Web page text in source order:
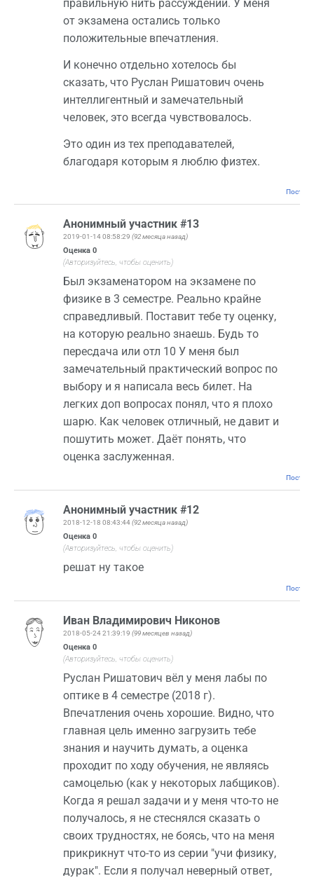
правильную нить рассуждений. У меня
от экзамена остались только
положительные впечатления.
И конечно отдельно хотелось бы
сказать, что Руслан Ришатович очень
интеллигентный и замечательный
человек, это всегда чувствовалось.
Это один из тех преподавателей,
благодаря которым я люблю физтех.
Анонимный участник #13
2019-01-14 08:58:29 (92 месяца назад)
Оценка 0
(Авторизуйтесь, чтобы оценить)
Был экзаменатором на экзамене по
физике в 3 семестре. Реально крайне
справедливый. Поставит тебе ту оценку,
на которую реально знаешь. Будь то
пересдача или отл 10 У меня был
замечательный практический вопрос по
выбору и я написала весь билет. На
легких доп вопросах понял, что я плохо
шарю. Как человек отличный, не давит и
пошутить может. Даёт понять, что
оценка заслуженная.
Анонимный участник #12
2018-12-18 08:43:44(92 месяца назад)
Оценка 0
(Авторизуйтесь, чтобы оценить)
решат ну такое
Иван Владимирович Никонов
2018-05-24 21:39:19 (99 месяцев назад)
Оценка 0
(Авторизуйтесь, чтобы оценить)
Руслан Ришатович вёл у меня лабы по
оптике в 4 семестре (2018 г).
Впечатления очень хорошие. Видно, что
главная цель именно загрузить тебе
знания и научить думать, а оценка
проходит по ходу обучения, не являясь
самоцелью (как у некоторых лабщиков).
Когда я решал задачи и у меня что-то не
получалось, я не стеснялся сказать о
своих трудностях, не боясь, что на меня
прикрикнут что-то из серии "учи физику,
дурак". Если я получал неверный ответ,